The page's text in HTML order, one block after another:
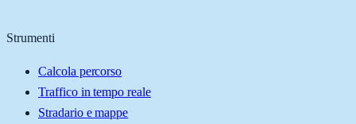
Strumenti
Calcola percorso
Traffico in tempo reale
Stradario e mappe